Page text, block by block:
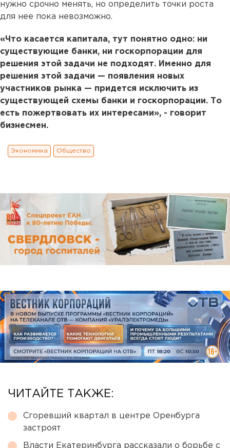
нужно срочно менять, но определить точки роста
для нее пока невозможно.
«Что касается капитала, тут понятно одно: ни
существующие банки, ни госкорпорации для
решения этой задачи не подходят. Именно для
решения этой задачи — появления новых
участников рынка — придется исключить из
существующей схемы банки и госкорпорации. То
есть пожертвовать их интересами», - говорит
бизнесмен.
Экономика Общество
ЧИТАЙТЕ ТАКЖЕ:
Сгоревший квартал в центре Оренбурга
застроят
Власти Екатеринбурга рассказали о борьбе с